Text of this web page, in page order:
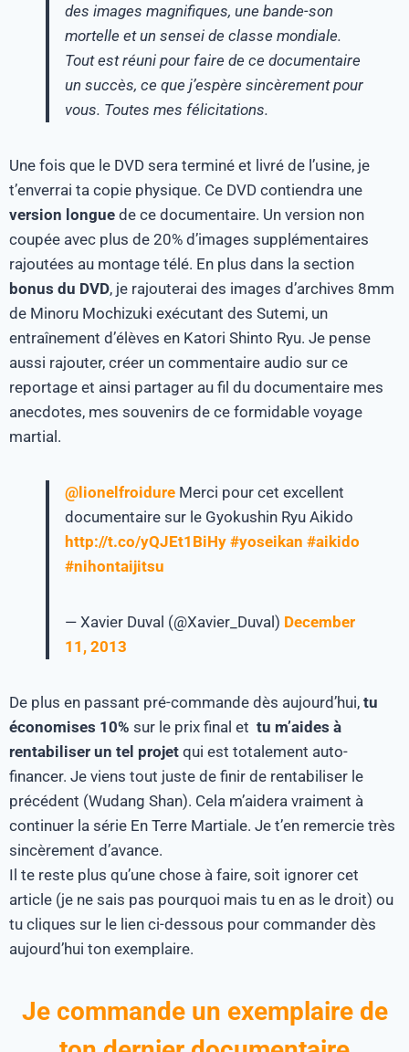
des images magnifiques, une bande-son
mortelle et un sensei de classe mondiale.
Tout est réuni pour faire de ce documentaire
un succès, ce que j’espère sincèrement pour
vous. Toutes mes félicitations.
Une fois que le DVD sera terminé et livré de l’usine, je
t’enverrai ta copie physique. Ce DVD contiendra une
version longue de ce documentaire. Un version non
coupée avec plus de 20% d’images supplémentaires
rajoutées au montage télé. En plus dans la section
bonus du DVD, je rajouterai des images d’archives 8mm
de Minoru Mochizuki exécutant des Sutemi, un
entraînement d’élèves en Katori Shinto Ryu. Je pense
aussi rajouter, créer un commentaire audio sur ce
reportage et ainsi partager au fil du documentaire mes
anecdotes, mes souvenirs de ce formidable voyage
martial.
@lionelfroidure Merci pour cet excellent
documentaire sur le Gyokushin Ryu Aikido
http://t.co/yQJEt1BiHy #yoseikan #aikido
#nihontaijitsu
— Xavier Duval (@Xavier_Duval) December
11, 2013
De plus en passant pré-commande dès aujourd’hui, tu
économises 10% sur le prix final et tu m’aides à
rentabiliser un tel projet qui est totalement auto-
financer. Je viens tout juste de finir de rentabiliser le
précédent (Wudang Shan). Cela m’aidera vraiment à
continuer la série En Terre Martiale. Je t’en remercie très
sincèrement d’avance.
Il te reste plus qu’une chose à faire, soit ignorer cet
article (je ne sais pas pourquoi mais tu en as le droit) ou
tu cliques sur le lien ci-dessous pour commander dès
aujourd’hui ton exemplaire.
Je commande un exemplaire de